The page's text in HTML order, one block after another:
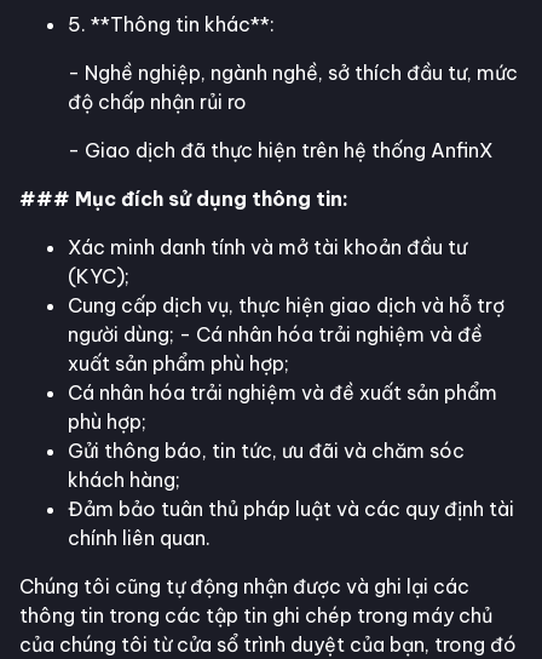
5. **Thông tin khác**:
- Nghề nghiệp, ngành nghề, sở thích đầu tư, mức
độ chấp nhận rủi ro
- Giao dịch đã thực hiện trên hệ thống AnfinX
### Mục đích sử dụng thông tin:
Xác minh danh tính và mở tài khoản đầu tư
(KYC);
Cung cấp dịch vụ, thực hiện giao dịch và hỗ trợ
người dùng; - Cá nhân hóa trải nghiệm và đề
xuất sản phẩm phù hợp;
Cá nhân hóa trải nghiệm và đề xuất sản phẩm
phù hợp;
Gửi thông báo, tin tức, ưu đãi và chăm sóc
khách hàng;
Đảm bảo tuân thủ pháp luật và các quy định tài
chính liên quan.
Chúng tôi cũng tự động nhận được và ghi lại các
thông tin trong các tập tin ghi chép trong máy chủ
của chúng tôi từ cửa sổ trình duyệt của bạn, trong đó